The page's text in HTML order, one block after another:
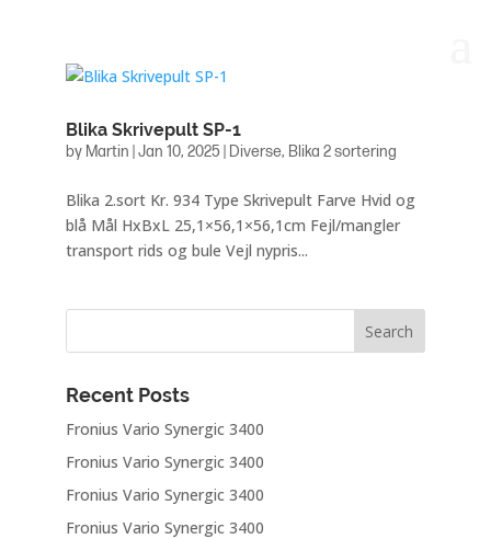
Blika Skrivepult SP-1
by Martin Jan 10, 2025| Diverse, Blika 2 sortering
Blika 2.sort Kr. 934 Type Skrivepult Farve Hvid og
blå Mål HxBxL 25,1×56,1×56,1cm Fejl/mangler
transport rids og bule Vejl nypris...
Recent Posts
Fronius Vario Synergic 3400
Fronius Vario Synergic 3400
Fronius Vario Synergic 3400
Fronius Vario Synergic 3400